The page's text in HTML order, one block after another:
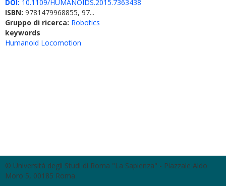
DOI: 10.1109/HUMANOIDS.2015.7363438
ISBN: 9781479968855, 97...
Gruppo di ricerca: Robotics
keywords
Humanoid Locomotion
© Università degli Studi di Roma "La Sapienza" - Piazzale Aldo
Moro 5, 00185 Roma